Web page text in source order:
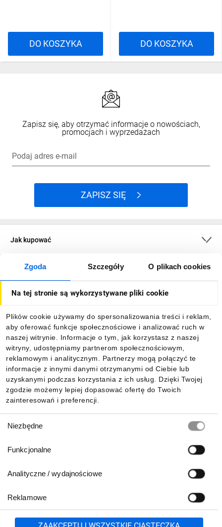
Zgoda Szczegóły O plikach cookies
Na tej stronie są wykorzystywane pliki cookie
Plików cookie używamy do spersonalizowania treści i reklam,
aby oferować funkcje społecznościowe i analizować ruch w
naszej witrynie. Informacje o tym, jak korzystasz z naszej
witryny, udostępniamy partnerom społecznościowym,
reklamowym i analitycznym. Partnerzy mogą połączyć te
informacje z innymi danymi otrzymanymi od Ciebie lub
uzyskanymi podczas korzystania z ich usług. Dzięki Twojej
zgodzie możemy lepiej dopasować ofertę do Twoich
zainteresowań i preferencji.
zgody
Niezbędne
Funkcjonalne
Analityczne / wydajnościowe
Reklamowe
DO KOSZYKA DO KOSZYKA
Zapisz się, aby otrzymać informacje o nowościach,
promocjach i wyprzedażach
Podaj adres e-mail
ZAPISZ SIĘ
Jak kupować
O firmie
Informacje
Pobierz naszą aplikację mobilną:
801 500 700 lub 71 37 61 600